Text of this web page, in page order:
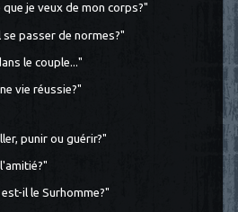
je veux de mon corps?"
passer de normes?"
le couple..."
vie réussie?"
punir ou guérir?"
il le Surhomme?"